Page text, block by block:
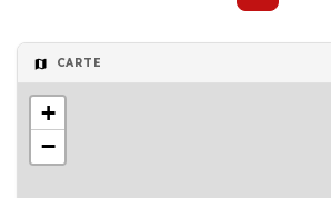
CARTE
+
−